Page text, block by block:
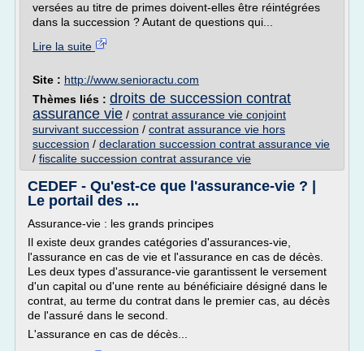
versées au titre de primes doivent-elles être réintégrées
dans la succession ? Autant de questions qui...
Lire la suite
Site : http://www.senioractu.com
Thèmes liés : droits de succession contrat
assurance vie / contrat assurance vie conjoint
survivant succession / contrat assurance vie hors
succession / declaration succession contrat assurance vie
/ fiscalite succession contrat assurance vie
CEDEF - Qu'est-ce que l'assurance-vie ? |
Le portail des ...
Assurance-vie : les grands principes
Il existe deux grandes catégories d'assurances-vie,
l'assurance en cas de vie et l'assurance en cas de décès.
Les deux types d'assurance-vie garantissent le versement
d'un capital ou d'une rente au bénéficiaire désigné dans le
contrat, au terme du contrat dans le premier cas, au décès
de l'assuré dans le second.
L'assurance en cas de décès...